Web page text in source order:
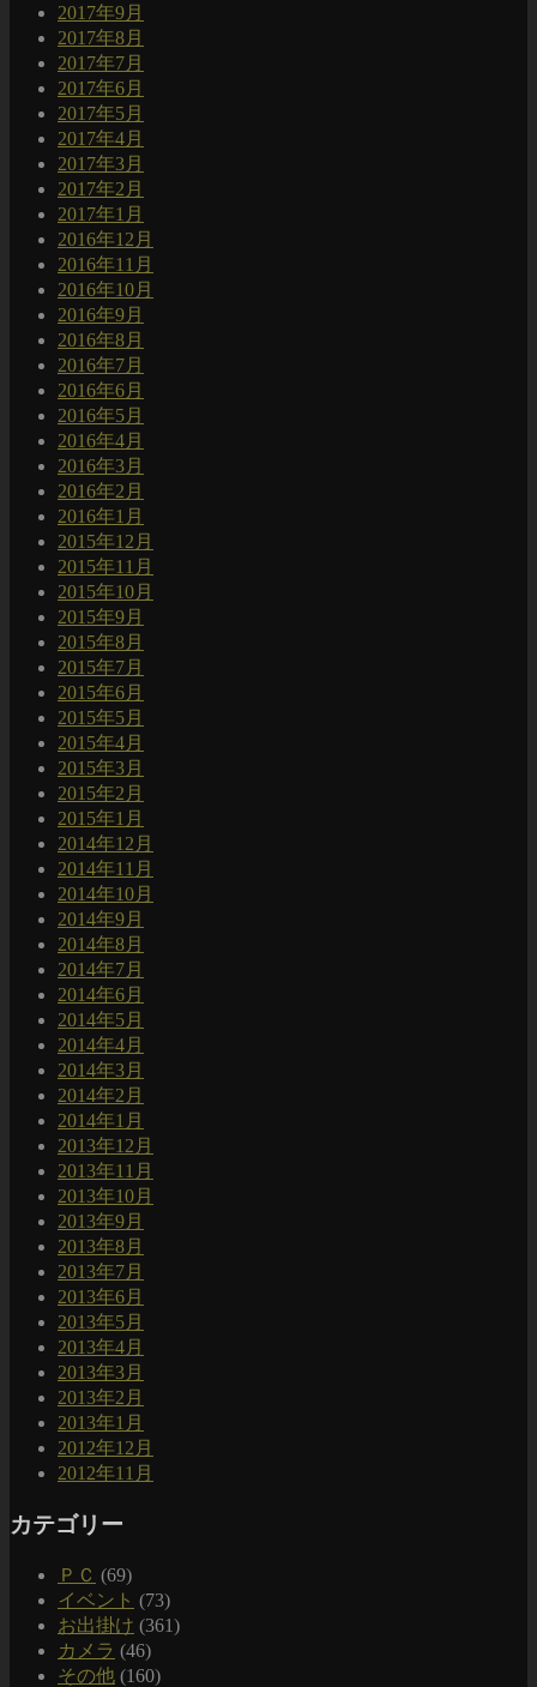
2017年9月
2017年8月
2017年7月
2017年6月
2017年5月
2017年4月
2017年3月
2017年2月
2017年1月
2016年12月
2016年11月
2016年10月
2016年9月
2016年8月
2016年7月
2016年6月
2016年5月
2016年4月
2016年3月
2016年2月
2016年1月
2015年12月
2015年11月
2015年10月
2015年9月
2015年8月
2015年7月
2015年6月
2015年5月
2015年4月
2015年3月
2015年2月
2015年1月
2014年12月
2014年11月
2014年10月
2014年9月
2014年8月
2014年7月
2014年6月
2014年5月
2014年4月
2014年3月
2014年2月
2014年1月
2013年12月
2013年11月
2013年10月
2013年9月
2013年8月
2013年7月
2013年6月
2013年5月
2013年4月
2013年3月
2013年2月
2013年1月
2012年12月
2012年11月
カテゴリー
ＰＣ (69)
イベント (73)
お出掛け (361)
カメラ (46)
その他 (160)